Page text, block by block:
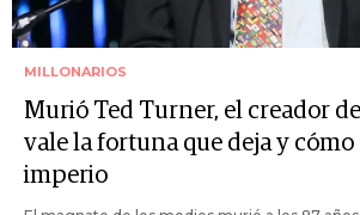
MILLONARIOS
Murió Ted Turner, el creador
vale la fortuna que deja y
imperio